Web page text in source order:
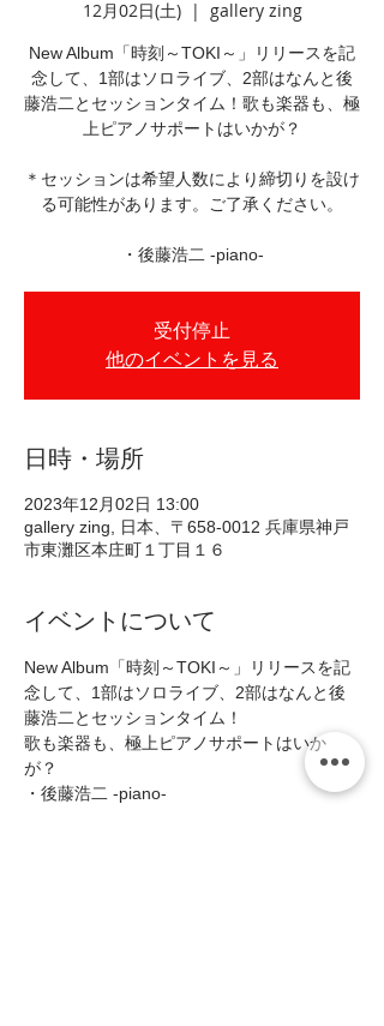
12月02日(土)
  |
gallery zing
New Album「時刻～TOKI～」リリースを記
念して、1部はソロライブ、2部はなんと後
藤浩二とセッションタイム！歌も楽器も、極
上ピアノサポートはいかが？
＊セッションは希望人数により締切りを設け
る可能性があります。ご了承ください。
・後藤浩二 -piano-
受付停止
他のイベントを見る
日時・場所
2023年12月02日 13:00
gallery zing, 日本、〒658-0012 兵庫県神戸
市東灘区本庄町１丁目１６
イベントについて
New Album「時刻～TOKI～」リリースを記
念して、1部はソロライブ、2部はなんと後
藤浩二とセッションタイム！
歌も楽器も、極上ピアノサポートはいか
が？
・後藤浩二 -piano-